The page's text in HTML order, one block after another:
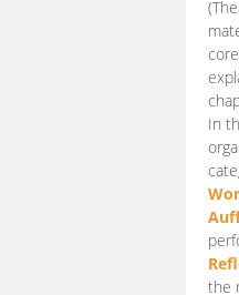
In
the